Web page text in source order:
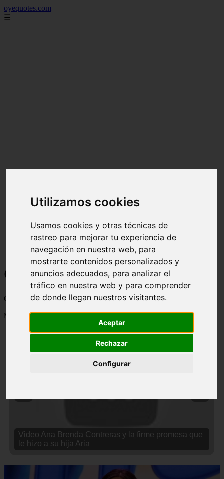
Utilizamos cookies
Usamos cookies y otras técnicas de
rastreo para mejorar tu experiencia de
navegación en nuestra web, para
mostrarte contenidos personalizados y
anuncios adecuados, para analizar el
tráfico en nuestra web y para comprender
de donde llegan nuestros visitantes.
Aceptar
Rechazar
Configurar
oyequotes.com
☰
Curiosidades y Sabias que
Cosas curiosas, curiosidades, noticias impactantes y mucho mas
Mostrando 1 - 24 de 2834 artículos
Video Ana Brenda Contreras y la firme promesa que
le hizo a su hija Aria